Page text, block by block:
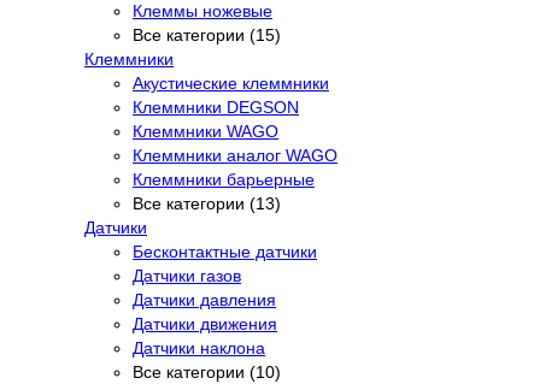
Клеммы ножевые
Все категории (15)
Клеммники
Акустические клеммники
Клеммники DEGSON
Клеммники WAGO
Клеммники аналог WAGO
Клеммники барьерные
Все категории (13)
Датчики
Бесконтактные датчики
Датчики газов
Датчики давления
Датчики движения
Датчики наклона
Все категории (10)